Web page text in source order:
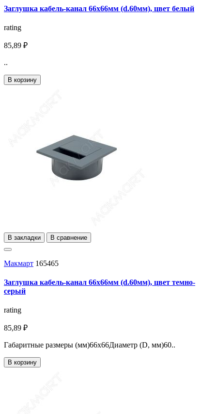
Заглушка кабель-канал 66x66мм (d.60мм), цвет белый
rating
85,89 ₽
..
В корзину
В закладки В сравнение
Макмарт 165465
Заглушка кабель-канал 66x66мм (d.60мм), цвет темно-
серый
rating
85,89 ₽
Габаритные размеры (мм)66x66Диаметр (D, мм)60..
В корзину